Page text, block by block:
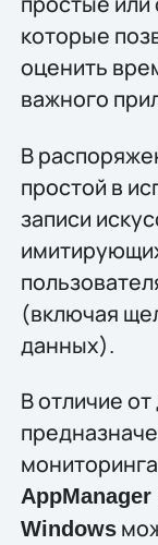
которые
оценить
важного
В
простой в
записи
(включая
данных).
В отличие
Windows